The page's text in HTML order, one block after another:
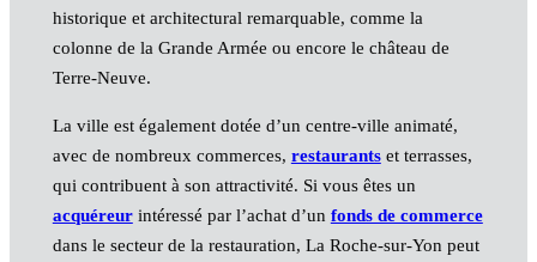
historique et architectural remarquable, comme la
colonne de la Grande Armée ou encore le château de
Terre-Neuve.
La ville est également dotée d’un centre-ville animaté,
avec de nombreux commerces, restaurantset terrasses,
qui contribuent à son attractivité. Si vous êtes un
acquéreurintéressé par l’achat d’un fonds de commerce
dans le secteur de la restauration, La Roche-sur-Yon peut